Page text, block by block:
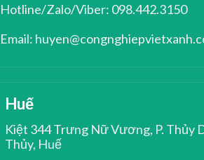
Hotline/Zalo/Viber: 098.442.3150
Email:
Huế
Kiệt 344 Trưng Nữ Vương, P. Thủy
Thủy, Huế